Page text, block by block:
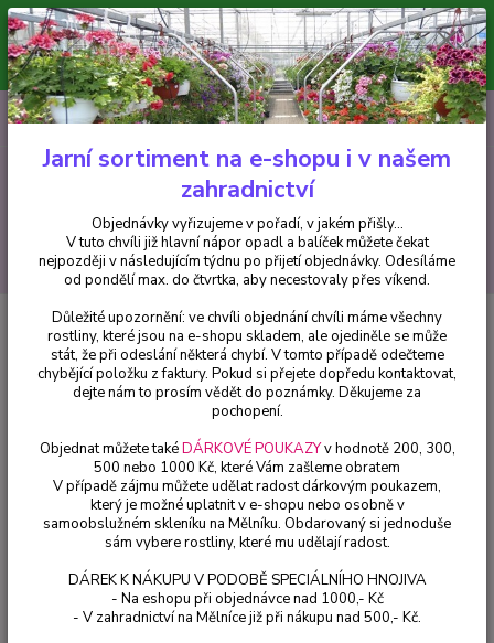
Minimální hodnota pro odeslání z e-shopu je 300 Kč.
V tuto chvíli již hlavní nápor objednávek opadl a balíček můžete čekat
nejpozději v následujícím týdnu po přijetí objednávky. Objednávky
vyřizujeme v pořadí, v jakém přišly...
CZK
Hledat
+420 602 223 614 0ks
za0 Kč
Fuchsie Stan Fuchsie - cena na prodejně
Stan Fuchsie - cena na prodejně
Jarní sortiment na e-shopu i v našem
zahradnictví
Objednávky vyřizujeme v pořadí, v jakém přišly...
V tuto chvíli již hlavní nápor opadl a balíček můžete čekat
nejpozději v následujícím týdnu po přijetí objednávky. Odesíláme
od pondělí max. do čtvrtka, aby necestovaly přes víkend.
Důležité upozornění: ve chvíli objednání chvíli máme všechny
rostliny, které jsou na e-shopu skladem, ale ojediněle se může
stát, že při odeslání některá chybí. V tomto případě odečteme
chybějící položku z faktury. Pokud si přejete dopředu kontaktovat,
dejte nám to prosím vědět do poznámky. Děkujeme za
pochopení.
Objednat můžete takéDÁRKOVÉ POUKAZYv hodnotě 200, 300,
500 nebo 1000 Kč, které Vám zašleme obratem
V případě zájmu můžete udělat radost dárkovým poukazem,
který je možné uplatnit v e-shopu nebo osobně v
samoobslužném skleníku na Mělníku. Obdarovaný si jednoduše
sám vybere rostliny, které mu udělají radost.
DÁREK K NÁKUPU V PODOBĚ SPECIÁLNÍHO HNOJIVA
- Na eshopu při objednávce nad 1000,- Kč
- V zahradnictví na Mělníce již při nákupu nad 500,- Kč.